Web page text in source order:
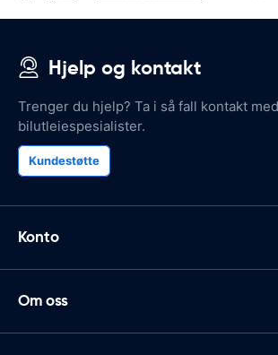
Hjelp og kontakt
Trenger du hjelp? Ta i så fall kontakt
bilutleiespesialister.
Kundestøtte
Konto
Om oss